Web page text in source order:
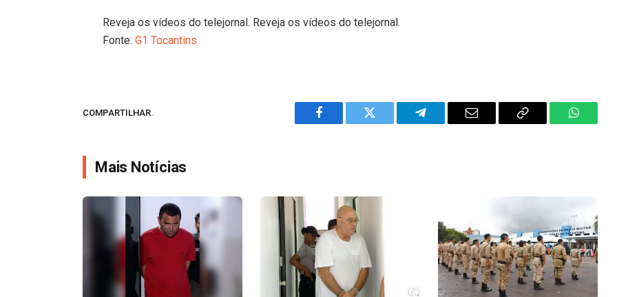
Reveja os vídeos do telejornal. Reveja os vídeos do telejornal.
Fonte:G1 Tocantins
COMPARTILHAR.
Facebook Twitter Telegram Email
Copy
Mais Notícias